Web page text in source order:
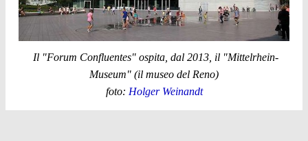
Il "Forum Confluentes" ospita, dal 2013, il "Mittelrhein-
Museum" (il museo del Reno)
foto: Holger Weinandt